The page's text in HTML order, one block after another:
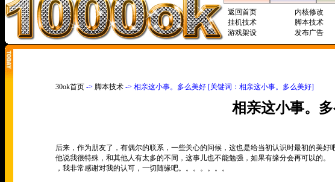
返回首页
内核修改
挂机技术
脚本技术
游戏架设
发布广告
30ok首页 -> 脚本技术 -> 相亲这小事。多么美好 [关键词：相亲这小事。多么美好]
相亲这小事。
后来，作为朋友了，有偶尔的联系，一些关心的问候，这也是给当初认识时最初的美好吧
他说我很特殊，和其他人有太多的不同，这事儿也不能勉强，如果有缘分会再可以的。
，我非常感谢对我的认可，一切随缘吧。。。。。。。